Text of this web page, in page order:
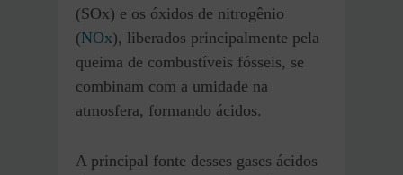
(SOx) e os óxidos de nitrogênio
(NOx), liberados principalmente pela
queima de combustíveis fósseis, se
combinam com a umidade na
atmosfera, formando ácidos.
A principal fonte desses gases ácidos